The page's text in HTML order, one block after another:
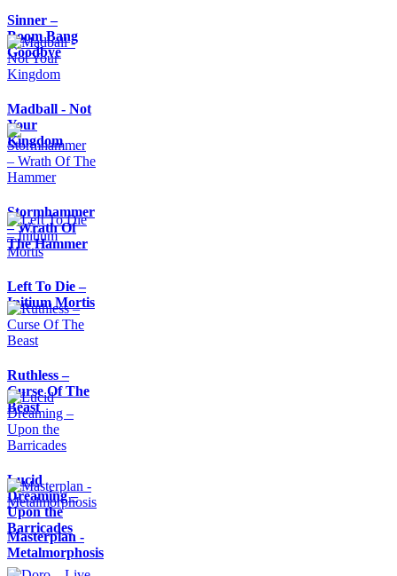
Sinner –
Boom Bang
Goodbye
Madball - Not
Your
Kingdom
Stormhammer
– Wrath Of
The Hammer
Left To Die –
Initium Mortis
Ruthless –
Curse Of The
Beast
Lucid
Dreaming –
Upon the
Barricades
Masterplan -
Metalmorphosis